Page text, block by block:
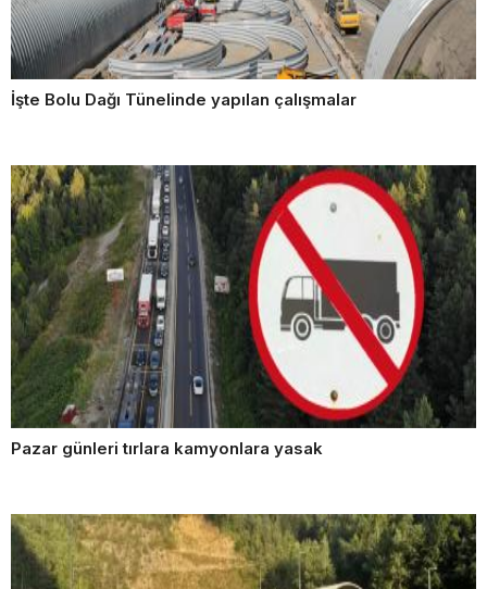
İşte Bolu Dağı Tünelinde yapılan çalışmalar
Pazar günleri tırlara kamyonlara yasak